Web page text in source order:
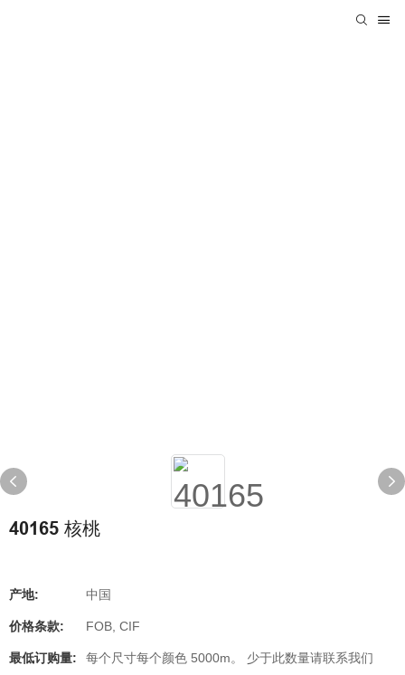
40165 核桃
产地: 中国
价格条款: FOB, CIF
最低订购量: 每个尺寸每个颜色 5000m。 少于此数量请联系我们